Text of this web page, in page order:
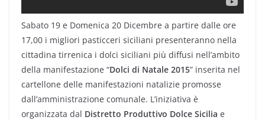
Sabato 19 e Domenica 20 Dicembre a partire dalle ore
17,00 i migliori pasticceri siciliani presenteranno nella
cittadina tirrenica i dolci siciliani più diffusi nell’ambito
della manifestazione “Dolci di Natale 2015” inserita nel
cartellone delle manifestazioni natalizie promosse
dall’amministrazione comunale. L’iniziativa è
organizzata dal Distretto Produttivo Dolce Sicilia e